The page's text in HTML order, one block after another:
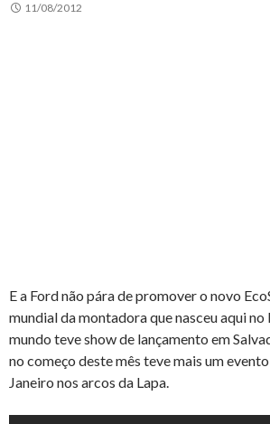
11/08/2012
E a Ford não pára de promover o novo
mundial da montadora que nasceu aqui no
mundo teve show de lançamento em
no começo deste mês teve mais um
Janeiro nos arcos da Lapa.